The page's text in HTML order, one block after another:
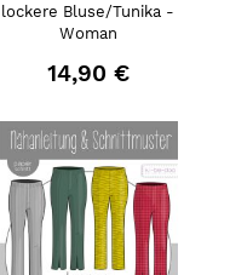
lockere Bluse/Tunika -
Woman
14,90 €